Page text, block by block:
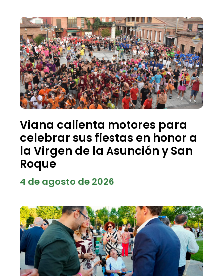
Viana calienta motores para
celebrar sus fiestas en honor a
la Virgen de la Asunción y San
Roque
4 de agosto de 2026